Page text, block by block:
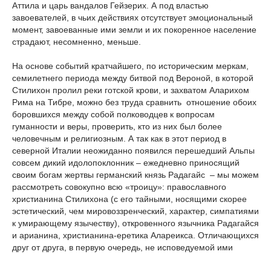
Аттила и царь вандалов Гейзерих. А под властью
завоевателей, в чьих действиях отсутствует эмоциональный
момент, завоеванные ими земли и их покоренное население
страдают, несомненно, меньше.
На основе событий кратчайшего, по историческим меркам,
семилетнего периода между битвой под Вероной, в которой
Стилихон пролил реки готской крови, и захватом Аларихом
Рима на Тибре, можно без труда сравнить отношение обоих
боровшихся между собой полководцев к вопросам
гуманности и веры, проверить, кто из них был более
человечным и религиозным. А так как в этот период в
северной Италии неожиданно появился перешедший Альпы
совсем дикий идолопоклонник – ежедневно приносящий
своим богам жертвы германский князь Радагайс – мы можем
рассмотреть совокупно всю «троицу»: православного
христианина Стилихона (с его тайными, носящими скорее
эстетический, чем мировоззренческий, характер, симпатиями
к умирающему язычеству), откровенного язычника Радагайся
и арианина, христианина-еретика Алареикса. Отличающихся
друг от друга, в первую очередь, не исповедуемой ими